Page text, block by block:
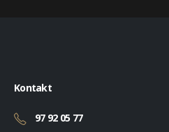
Kontakt
97 92 05 77